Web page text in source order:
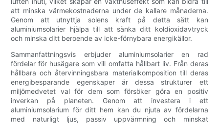
att minska värmekostnaderna under de kallare månaderna.
Genom att utnyttja solens kraft på detta sätt kan
aluminiumsolarier hjälpa till att sänka ditt koldioxidavtryck
och minska ditt beroende av icke-förnybara energikällor.
Sammanfattningsvis erbjuder aluminiumsolarier en rad
fördelar för husägare som vill omfatta hållbart liv. Från deras
hållbara och återvinningsbara materialkomposition till deras
energibesparande egenskaper är dessa strukturer ett
miljömedvetet val för dem som försöker göra en positiv
inverkan på planeten. Genom att investera i ett
aluminiumsolarium för ditt hem kan du njuta av fördelarna
med naturligt ljus, passiv uppvärmning och minskat